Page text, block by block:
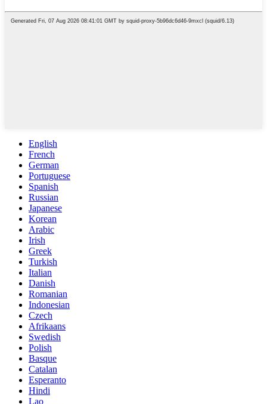
English
French
German
Portuguese
Spanish
Russian
Japanese
Korean
Arabic
Irish
Greek
Turkish
Italian
Danish
Romanian
Indonesian
Czech
Afrikaans
Swedish
Polish
Basque
Catalan
Esperanto
Hindi
Lao